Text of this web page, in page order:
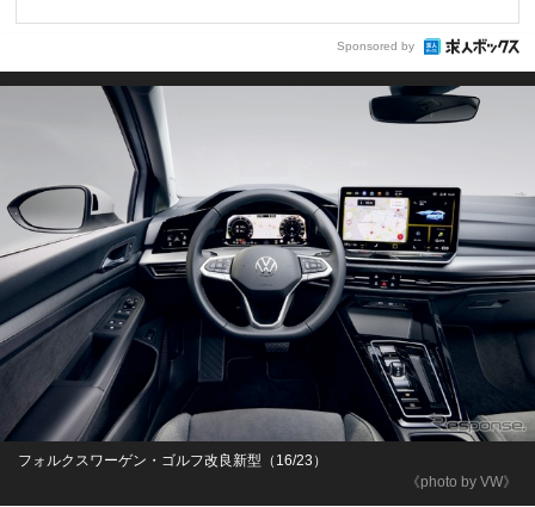
Sponsored by
《photo by VW》
フォルクスワーゲン・ゴルフ改良新型（16/23）